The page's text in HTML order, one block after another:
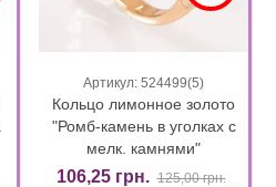
Артикул: 524499(5)
Кольцо лимонное золото
"Ромб-камень в уголках с
мелк. камнями"
106,25 грн. 125,00 грн.